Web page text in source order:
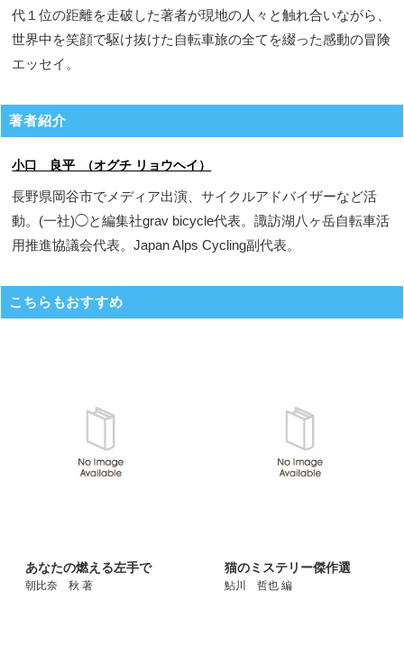
代１位の距離を走破した著者が現地の人々と触れ合いながら、
世界中を笑顔で駆け抜けた自転車旅の全てを綴った感動の冒険
エッセイ。
著者紹介
小口 良平 （オグチ リョウヘイ）
長野県岡谷市でメディア出演、サイクルアドバイザーなど活
動。(一社)◯と編集社grav bicycle代表。諏訪湖八ヶ岳自転車活
用推進協議会代表。Japan Alps Cycling副代表。
こちらもおすすめ
あなたの燃える左手で
朝比奈 秋 著
猫のミステリー傑作選
鮎川 哲也 編